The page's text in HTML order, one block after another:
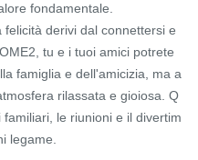
fondamentale.
derivi dal connettersi e
tu e i tuoi amici potrete
famiglia e dell'amicizia, ma a
rilassata e gioiosa. Q
le riunioni e il divertim
legame.